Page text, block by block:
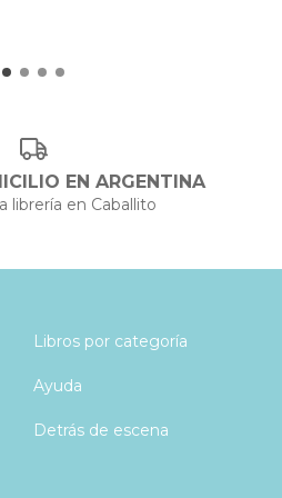
EN ARGENTINA
librería en Caballito
Libros por categoría
Ayuda
Detrás de escena